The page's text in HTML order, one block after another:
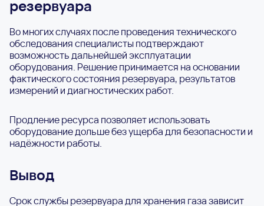
резервуара
Во многих случаях после проведения технического
обследования специалисты подтверждают
возможность дальнейшей эксплуатации
оборудования. Решение принимается на основании
фактического состояния резервуара, результатов
измерений и диагностических работ.
Продление ресурса позволяет использовать
оборудование дольше без ущерба для безопасности и
надёжности работы.
Вывод
Срок службы резервуара для хранения газа зависит